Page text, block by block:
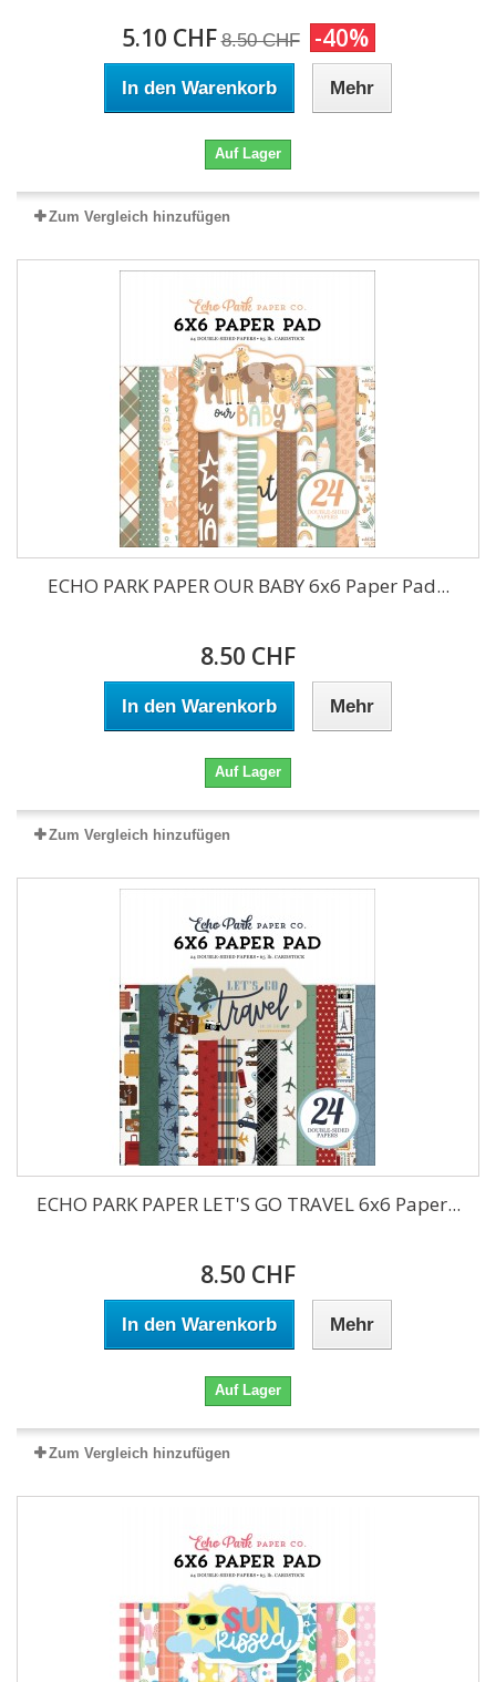
5.10 CHF 8.50 CHF -40%
In den Warenkorb Mehr
Auf Lager
Zum Vergleich hinzufügen
ECHO PARK PAPER OUR BABY 6x6 Paper Pad...
8.50 CHF
In den Warenkorb Mehr
Auf Lager
Zum Vergleich hinzufügen
ECHO PARK PAPER LET'S GO TRAVEL 6x6 Paper...
8.50 CHF
In den Warenkorb Mehr
Auf Lager
Zum Vergleich hinzufügen